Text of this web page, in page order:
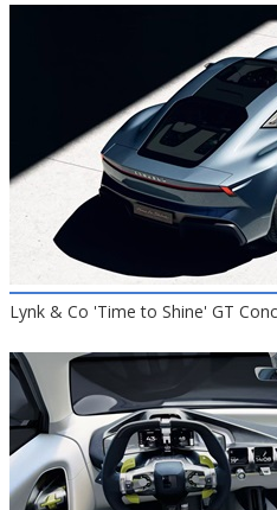
Lynk & Co 'Time to Shine' GT